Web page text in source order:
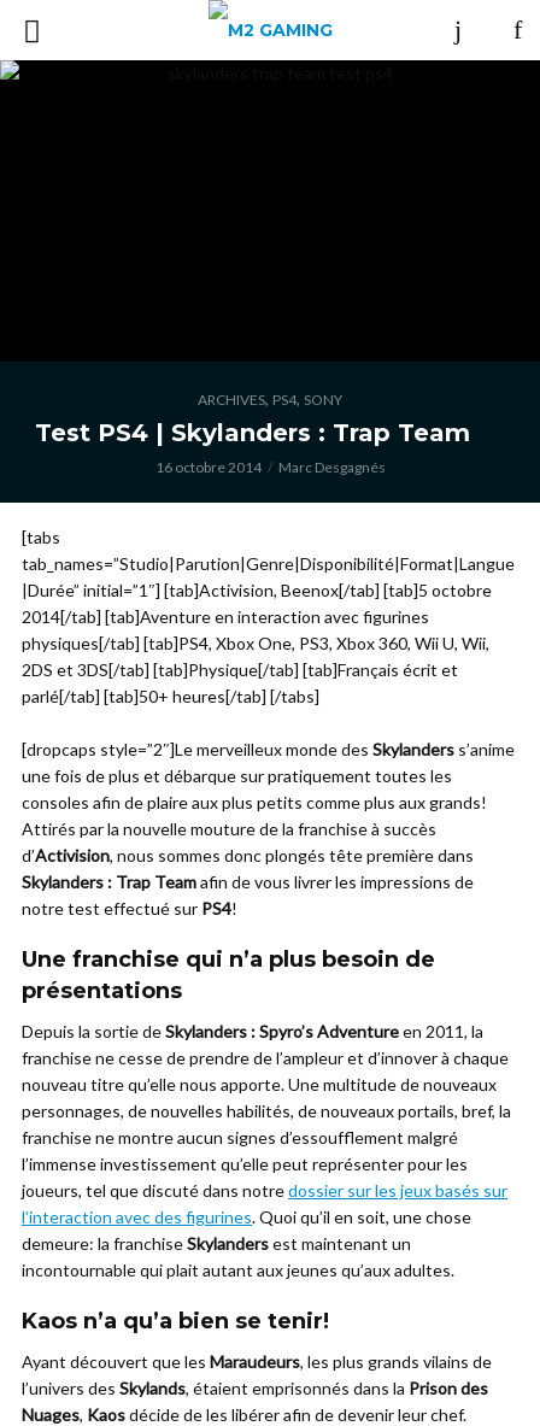
ARCHIVES, PS4, SONY
Test PS4 | Skylanders : Trap Team
16 octobre 2014 Marc Desgagnés
[tabs
tab_names=”Studio|Parution|Genre|Disponibilité|Format|Langue
|Durée” initial=”1″] [tab]Activision, Beenox[/tab] [tab]5 octobre
2014[/tab] [tab]Aventure en interaction avec figurines
physiques[/tab] [tab]PS4, Xbox One, PS3, Xbox 360, Wii U, Wii,
2DS et 3DS[/tab] [tab]Physique[/tab] [tab]Français écrit et
parlé[/tab] [tab]50+ heures[/tab] [/tabs]
[dropcaps style=”2″]Le merveilleux monde des Skylanders s’anime
une fois de plus et débarque sur pratiquement toutes les
consoles afin de plaire aux plus petits comme plus aux grands!
Attirés par la nouvelle mouture de la franchise à succès
d’Activision, nous sommes donc plongés tête première dans
Skylanders : Trap Teamafin de vous livrer les impressions de
notre test effectué sur PS4!
Une franchise qui n’a plus besoin de
présentations
Depuis la sortie deSkylanders : Spyro’s Adventureen 2011, la
franchise ne cesse de prendre de l’ampleur et d’innover à chaque
nouveau titre qu’elle nous apporte. Une multitude de nouveaux
personnages, de nouvelles habilités, de nouveaux portails, bref, la
franchise ne montre aucun signes d’essoufflement malgré
l’immense investissement qu’elle peut représenter pour les
joueurs, tel que discuté dans notredossier sur les jeux basés sur
l’interaction avec des figurines. Quoi qu’il en soit, une chose
demeure: la franchiseSkylandersest maintenant un
incontournable qui plait autant aux jeunes qu’aux adultes.
Kaos n’a qu’a bien se tenir!
Ayant découvert que les Maraudeurs, les plus grands vilains de
l’univers des Skylands, étaient emprisonnés dans la Prison des
Nuages, Kaosdécide de les libérer afin de devenir leur chef.